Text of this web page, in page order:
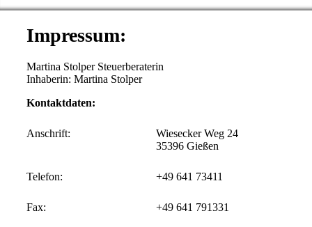
Impressum:
Martina Stolper Steuerberaterin
Inhaberin: Martina Stolper
Kontaktdaten:
Anschrift:
Wiesecker Weg 24
35396 Gießen
Telefon: +49 641 73411
Fax: +49 641 791331